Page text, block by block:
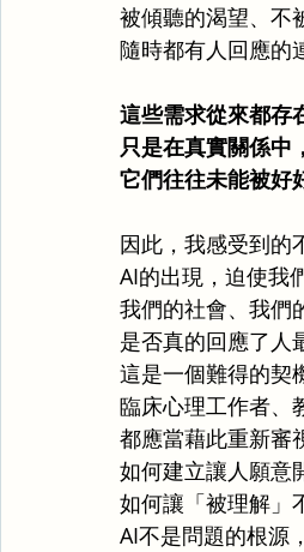
被傾聽的渴望、不
隨時都有人回應的
這些需求從來都存
只是在真實關係中，
它們往往未能被好
因此，我感受到的
AI的出現，迫使我
我們的社會、我們
是否真的回應了人
這是一個難得的契
臨床心理工作者、
都應當藉此重新
如何建立讓人願意
如何讓「被理解」
AI不是問題的根源